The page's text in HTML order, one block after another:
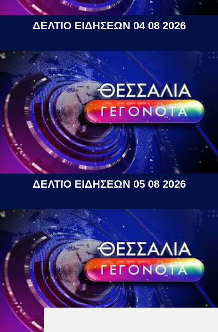
ΔΕΛΤΙΟ ΕΙΔΗΣΕΩΝ 04 08 2026
ΔΕΛΤΙΟ ΕΙΔΗΣΕΩΝ 05 08 2026